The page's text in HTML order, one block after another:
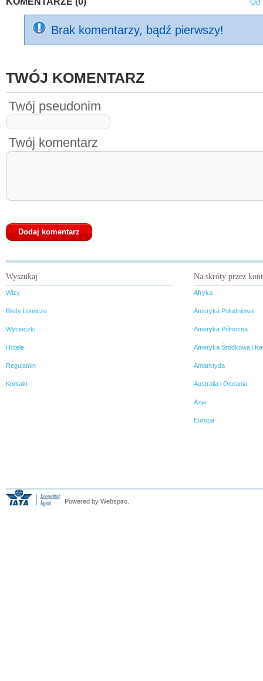
Od
Brak komentarzy, bądź pierwszy!
TWÓJ KOMENTARZ
Twój pseudonim
Twój komentarz
Wyszukaj
Wizy
Bilety Lotnicze
Wycieczki
Hotele
Regulamin
Kontakt
Na skróty przez
Afryka
Ameryka Południowa
Ameryka Północna
Ameryka Środkowa i
Antarktyda
Australia i Oceania
Azja
Europa
Powered by Webspiro.